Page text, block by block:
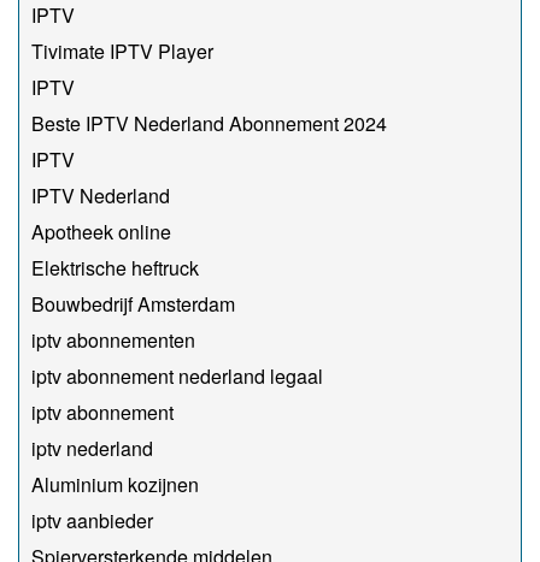
IPTV
Tivimate IPTV Player
IPTV
Beste IPTV Nederland Abonnement 2024
IPTV
IPTV Nederland
Apotheek online
Elektrische heftruck
Bouwbedrijf Amsterdam
iptv abonnementen
iptv abonnement nederland legaal​
iptv abonnement
iptv nederland
Aluminium kozijnen
iptv aanbieder